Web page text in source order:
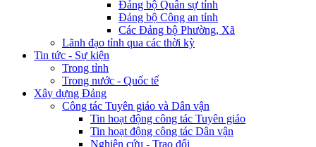
Đảng bộ Quân sự tỉnh
Đảng bộ Công an tỉnh
Các Đảng bộ Phường, Xã
Lãnh đạo tỉnh qua các thời kỳ
Tin tức - Sự kiện
Trong tỉnh
Trong nước - Quốc tế
Xây dựng Đảng
Công tác Tuyên giáo và Dân vận
Tin hoạt động công tác Tuyên giáo
Tin hoạt động công tác Dân vận
Nghiên cứu - Trao đổi